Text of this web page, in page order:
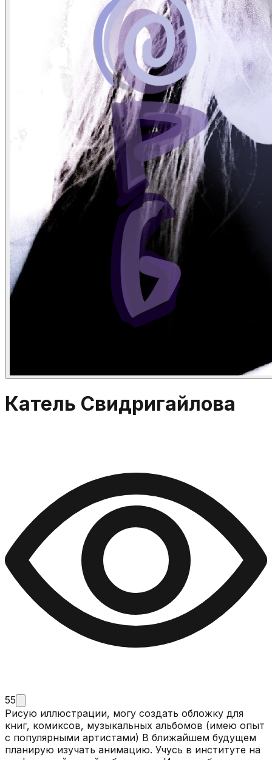
Катель Свидригайлова
55
Рисую иллюстрации, могу создать обложку для
книг, комиксов, музыкальных альбомов (имею опыт
с популярными артистами) В ближайшем будущем
планирую изучать анимацию. Учусь в институте на